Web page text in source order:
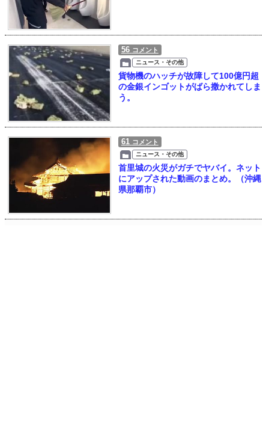
56 コメント
ニュース・その他
貨物機のハッチが故障して100億円超
の金銀インゴットがばら撒かれてしま
う。
61 コメント
ニュース・その他
首里城の火災がガチでヤバイ。ネット
にアップされた動画のまとめ。（沖縄
県那覇市）